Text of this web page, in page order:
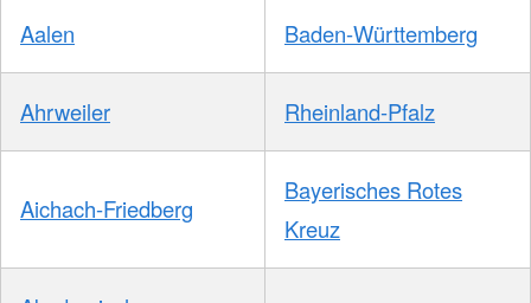
Aalen Baden-Württemberg
Ahrweiler Rheinland-Pfalz
Aichach-Friedberg
Bayerisches Rotes
Kreuz